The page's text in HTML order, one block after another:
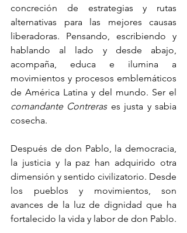
concreción de estrategias y rutas
alternativas para las mejores causas
liberadoras. Pensando, escribiendo y
hablando al lado y desde abajo,
acompaña, educa e ilumina a
movimientos y procesos emblemáticos
comandante Contreras es justa y sabia
cosecha.
Después de don Pablo, la democracia,
la justicia y la paz han adquirido otra
dimensión y sentido civilizatorio. Desde
los pueblos y movimientos, son
avances de la luz de dignidad que ha
fortalecido la vida y labor de don Pablo.